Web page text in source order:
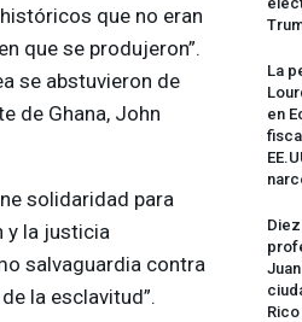
que no eran
que se produjeron”.
se abstuvieron de
de Ghana, John
solidaridad para
y la justicia
salvaguardia contra
la esclavitud”.
La
en